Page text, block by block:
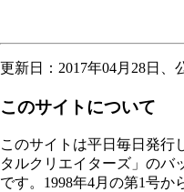
更新日：2017年04月28日、
このサイトについて
このサイトは平日毎日発行
タルクリエイターズ」のバ
です。1998年4月の第1号か